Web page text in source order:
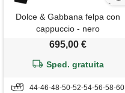
Dolce & Gabbana felpa con
cappuccio - nero
695,00 €
Sped. gratuita
44-46-48-50-52-54-56-58-60